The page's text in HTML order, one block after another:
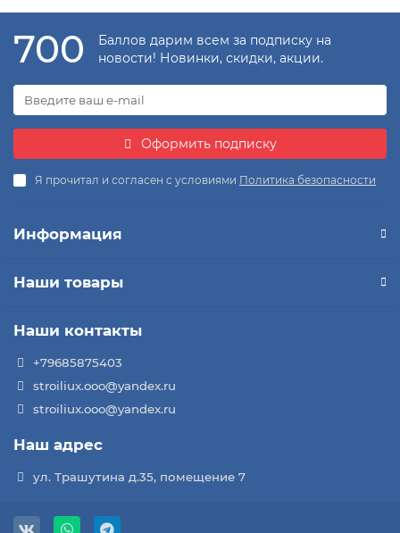
700
Баллов дарим всем за подписку на
новости! Новинки, скидки, акции.
Оформить подписку
Я прочитал и согласен с условиями Политика безопасности
Информация
Наши товары
Наши контакты
+79685875403
stroiliux.ooo@yandex.ru
stroiliux.ooo@yandex.ru
Наш адрес
ул. Трашутина д.35, помещение 7